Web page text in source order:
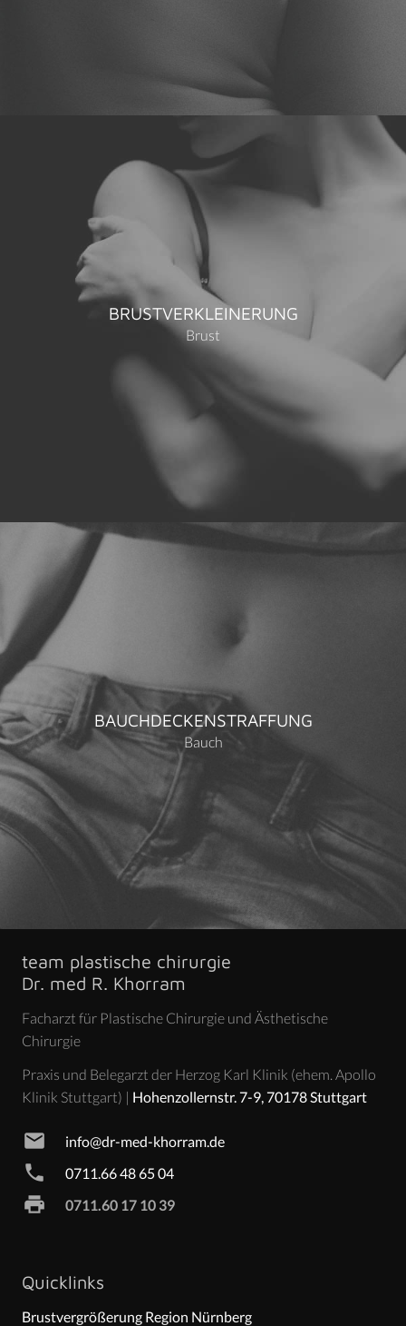
BRUSTVERKLEINERUNG
Brust
BAUCHDECKENSTRAFFUNG
Bauch
team plastische chirurgie
Dr. med R. Khorram
Facharzt für Plastische Chirurgie und Ästhetische
Chirurgie
Praxis und Belegarzt der Herzog Karl Klinik (ehem. Apollo
Klinik Stuttgart) | Hohenzollernstr. 7-9, 70178 Stuttgart
mail info@dr-med-khorram.de
phone 0711.66 48 65 04
print 0711.60 17 10 39
Quicklinks
Brustvergrößerung Region Nürnberg